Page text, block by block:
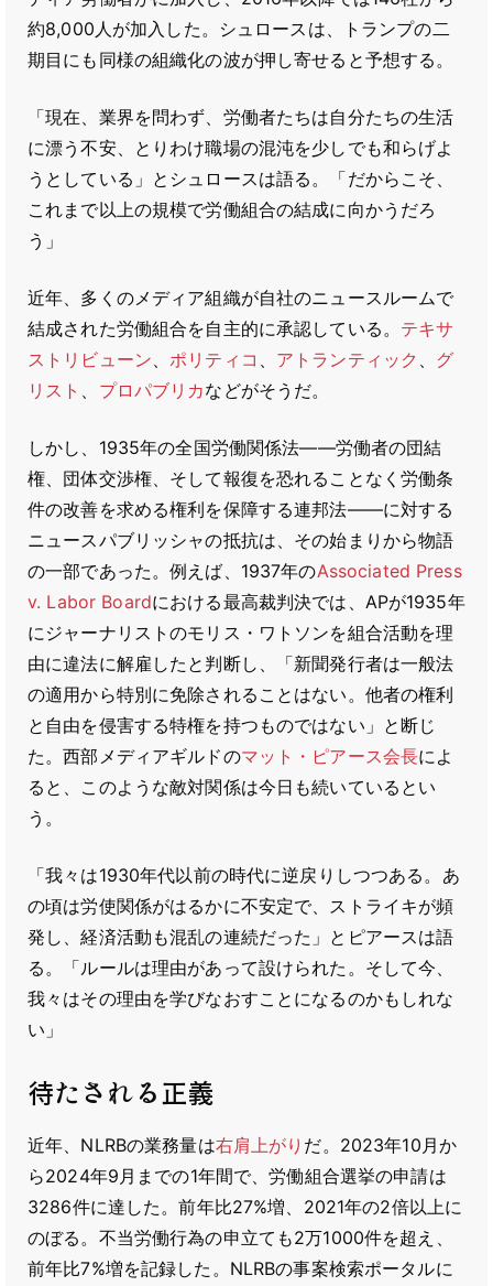
約8,000人が加入した。シュロースは、トランプの二
期目にも同様の組織化の波が押し寄せると予想する。
「現在、業界を問わず、労働者たちは自分たちの生活
に漂う不安、とりわけ職場の混沌を少しでも和らげよ
うとしている」とシュロースは語る。「だからこそ、
これまで以上の規模で労働組合の結成に向かうだろ
う」
近年、多くのメディア組織が自社のニュースルームで
結成された労働組合を自主的に承認している。 テキサ
ストリビューン、ポリティコ 、 アトランティック 、 グ
リスト 、 プロパブリカなどがそうだ。
しかし、1935年の全国労働関係法――労働者の団結
権、団体交渉権、そして報復を恐れることなく労働条
件の改善を求める権利を保障する連邦法――に対する
ニュースパブリッシャの抵抗は、その始まりから物語
の一部であった。例えば、1937年のAssociated Press
v. Labor Boardにおける最高裁判決では、APが1935年
にジャーナリストのモリス・ワトソンを組合活動を理
由に違法に解雇したと判断し、「新聞発行者は一般法
の適用から特別に免除されることはない。他者の権利
と自由を侵害する特権を持つものではない」と断じ
た。西部メディアギルドのマット・ピアース会長によ
ると、このような敵対関係は今日も続いているとい
う。
「我々は1930年代以前の時代に逆戻りしつつある。あ
の頃は労使関係がはるかに不安定で、ストライキが頻
発し、経済活動も混乱の連続だった」とピアースは語
る。「ルールは理由があって設けられた。そして今、
我々はその理由を学びなおすことになるのかもしれな
い」
待たされる正義
近年、NLRBの業務量は右肩上がり だ。2023年10月か
ら2024年9月までの1年間で、労働組合選挙の申請は
3286件に達した。前年比27%増、2021年の2倍以上に
のぼる。不当労働行為の申立ても2万1000件を超え、
前年比7%増を記録した。NLRBの事案検索ポータルに